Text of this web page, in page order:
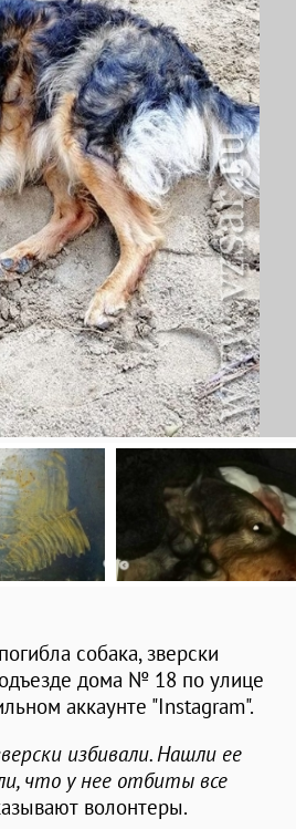
собака, зверски
дома № 18 по улице
аккаунте "Instagram".
избивали. Нашли ее
что у нее отбиты все
волонтеры.